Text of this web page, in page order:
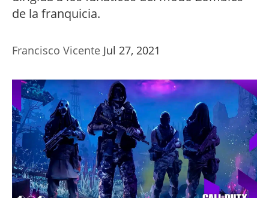
de la franquicia.
Francisco Vicente Jul 27, 2021